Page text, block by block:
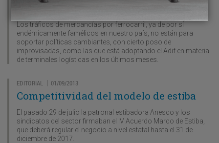
Los bandazos de Adif dañan al sector
Los tráficos de mercancías por ferrocarril, ya de por sí
endémicamente famélicos en nuestro país, no están para
soportar políticas cambiantes, con cierto poso de
improvisadas, como las que está adoptando el Adif en materia
de terminales logísticas en los últimos meses.
EDITORIAL | 01/09/2013
Competitividad del modelo de estiba
El pasado 29 de julio la patronal estibadora Anesco y los
sindicatos del sector firmaban el IV Acuerdo Marco de Estiba,
que deberá regular el negocio a nivel estatal hasta el 31 de
diciembre de 2017.